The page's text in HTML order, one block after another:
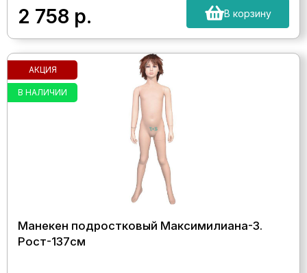
2 758 р. В корзину
АКЦИЯ
В НАЛИЧИИ
Манекен подростковый Максимилиана-3.
Рост-137см